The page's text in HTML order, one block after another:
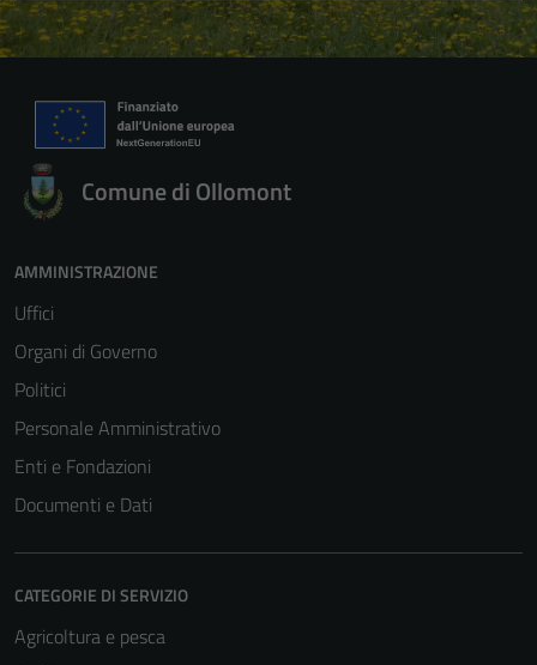
Comune di Ollomont
AMMINISTRAZIONE
Uffici
Organi di Governo
Politici
Personale Amministrativo
Enti e Fondazioni
Documenti e Dati
CATEGORIE DI SERVIZIO
Agricoltura e pesca
informazioni
personali.